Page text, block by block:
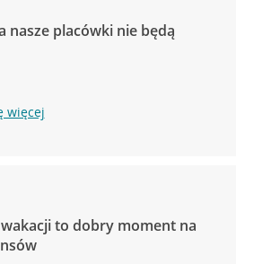
nasze placówki nie będą
więcej
wakacji to dobry moment na